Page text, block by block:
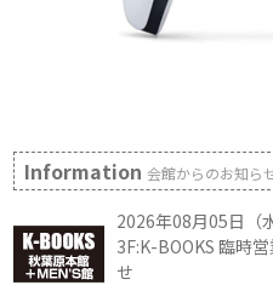
Information会館からのお知ら
2026年08月05日（水
3F:K-BOOKS 臨時
せ